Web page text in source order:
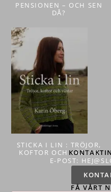
PENSIONEN – OCH SEN
DÅ?
STICKA I LIN : TRÖJOR,
KOFTOR OCH VÄSTAR
E-POST:
FÅ VÅRT